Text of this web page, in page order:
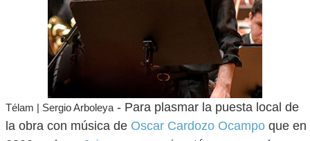
Télam | Sergio Arboleya- Para plasmar la puesta local de
la obra con música de Oscar Cardozo Ocampo que en